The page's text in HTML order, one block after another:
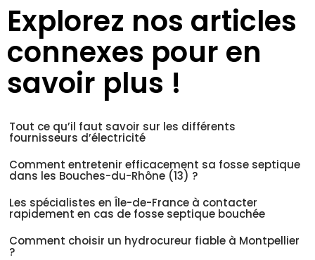
Explorez nos articles
connexes pour en
savoir plus !
Tout ce qu’il faut savoir sur les différents
fournisseurs d’électricité
Comment entretenir efficacement sa fosse septique
dans les Bouches-du-Rhône (13) ?
Les spécialistes en Île-de-France à contacter
rapidement en cas de fosse septique bouchée
Comment choisir un hydrocureur fiable à Montpellier
?